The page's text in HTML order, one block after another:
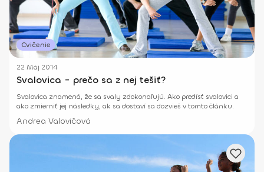
Cvičenie
22 Máj 2014
Svalovica - prečo sa z nej tešiť?
Svalovica znamená, že sa svaly zdokonaľujú. Ako predísť svalovici a
ako zmierniť jej následky, ak sa dostaví sa dozvieš v tomto článku.
Andrea Valovičová